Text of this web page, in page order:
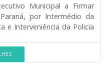
Municipal a Firmar
por Intermédio da
e Interveniência da Policia